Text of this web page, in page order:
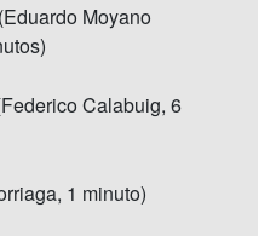
(Eduardo Moyano
Calabuig, 6
1 minuto)